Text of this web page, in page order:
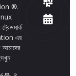
®.
এর
আমাদের